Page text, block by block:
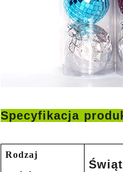
Specyfikacja
Rodzaj